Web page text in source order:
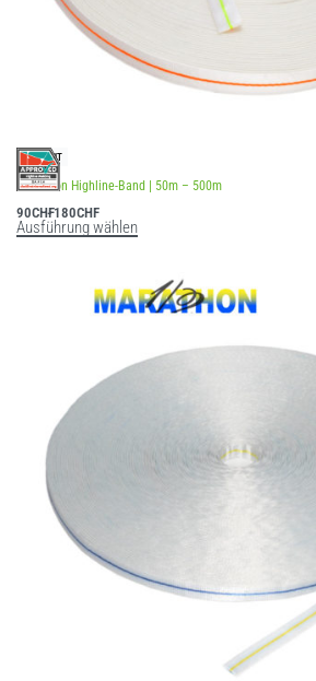
SOLD OUT
Marathon Highline-Band | 50m – 500m
90CHF180CHF
Ausführung wählen